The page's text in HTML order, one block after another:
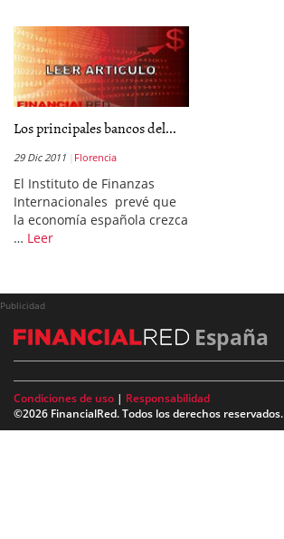
Los principales bancos del...
29 Dic 2011 Florencia
El Instituto de Finanzas
Internacionales prevé que
la economía española crezca
… Leer
Publicidad
España
Condiciones de uso | Responsabilidad
©2026 FinancialRed. Todos los derechos reservados.